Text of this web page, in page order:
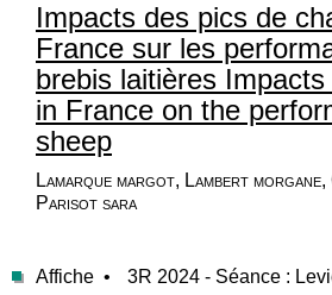
Impacts des pics de
France sur les
brebis laitières
in France on the
sheep
Lamarque margot, Lambert
Parisot sara
Affiche •
3R 2024 - Séance :